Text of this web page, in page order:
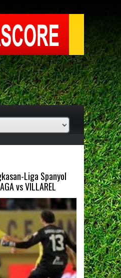
Liga Spanyol
vs VILLAREL